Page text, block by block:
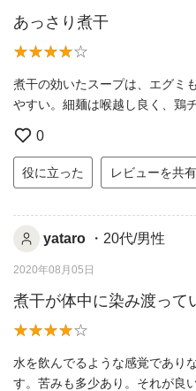
あっさり煮干
煮干の効いたスープは、エグミ
やすい。細麺は喉越し良く、鶏
0
役に立った レビューを共有
yataro ・20代/男性
2020年08月05日
煮干が体中に染み渡って
水を飲んでるような感覚であり
す。苦みも多少あり。それが良